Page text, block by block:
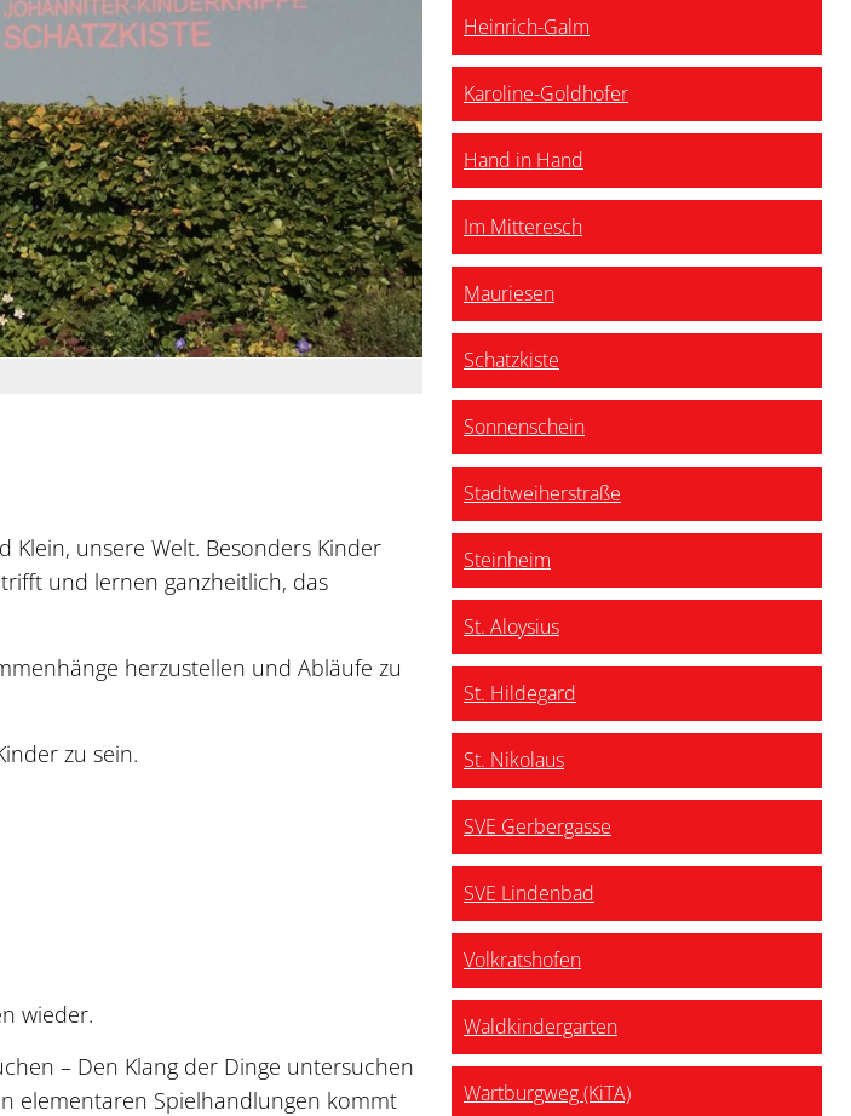
unsere Welt. Besonders Kinder
und lernen ganzheitlich, das
herzustellen und Abläufe zu
zu sein.
wieder.
– Den Klang der Dinge untersuchen
elementaren Spielhandlungen kommt
Heinrich-Galm
Karoline-Goldhofer
Hand in Hand
Im Mitteresch
Mauriesen
Schatzkiste
Sonnenschein
Stadtweiherstraße
Steinheim
St. Aloysius
St. Hildegard
St. Nikolaus
SVE Gerbergasse
SVE Lindenbad
Volkratshofen
Waldkindergarten
Wartburgweg (KiTA)